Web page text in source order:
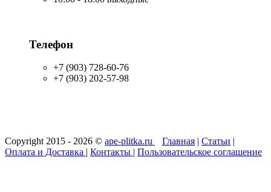
Телефон
+7 (903) 728-60-76
+7 (903) 202-57-98
Copyright 2015 - 2026 © ape-plitka.ru Главная | Статьи |
Оплата и Доставка | Контакты | Пользовательское соглашение